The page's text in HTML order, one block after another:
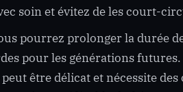
soin et évitez de les court-
pourrez prolonger la durée
pour les générations
être délicat et nécessite